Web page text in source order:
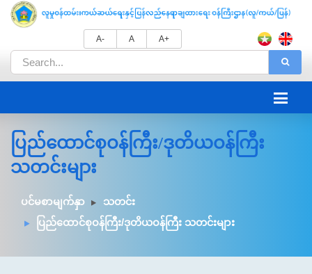
A- A A+
ပြည်ထောင်စုဝန်ကြီး/ဒုတိယဝန်ကြီး
သတင်းများ
ပင်မစာမျက်နှာ
သတင်း
ပြည်ထောင်စုဝန်ကြီး/ဒုတိယဝန်ကြီး သတင်းများ